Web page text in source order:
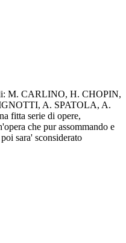
di: M. CARLINO, H. CHOPIN,
A. SPATOLA, A.
fitta serie di opere,
che pur assommando e
sara' sconsiderato